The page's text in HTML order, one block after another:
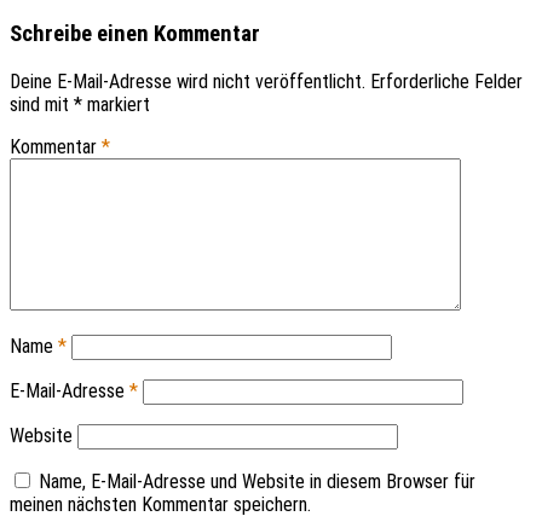
Schreibe einen Kommentar
Deine E-Mail-Adresse wird nicht veröffentlicht. Erforderliche Felder
sind mit * markiert
Kommentar *
Name *
E-Mail-Adresse *
Website
Name, E-Mail-Adresse und Website in diesem Browser für
meinen nächsten Kommentar speichern.